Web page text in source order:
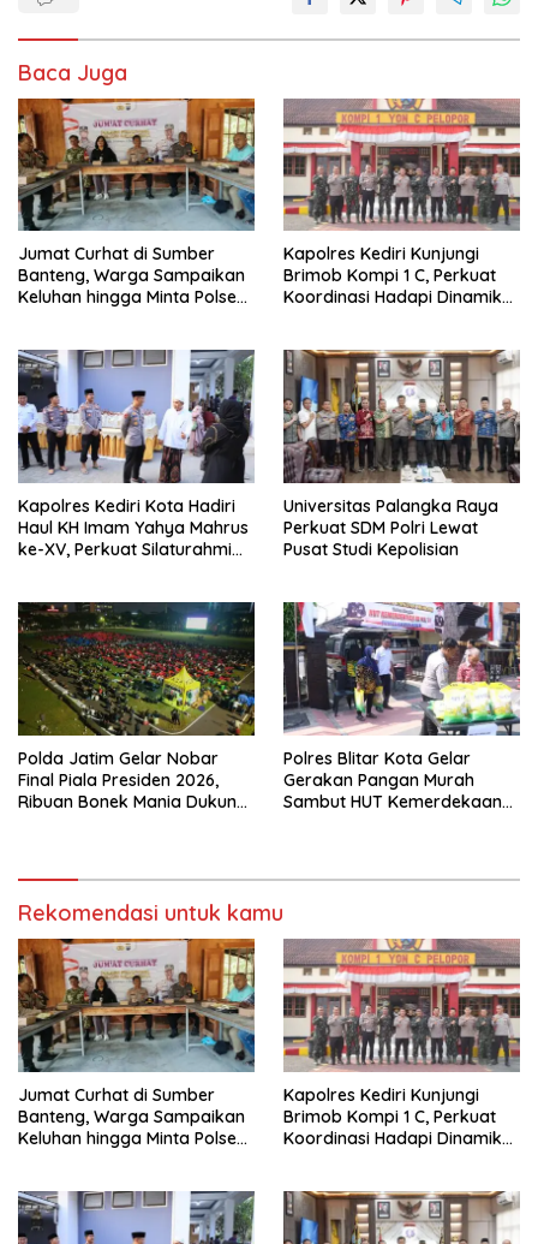
Baca Juga
Jumat Curhat di Sumber
Banteng, Warga Sampaikan
Keluhan hingga Minta Polsek
Kapolres Kediri Kunjungi
Brimob Kompi 1 C, Perkuat
Koordinasi Hadapi Dinamika
Kapolres Kediri Kota Hadiri
Haul KH Imam Yahya Mahrus
ke-XV, Perkuat Silaturahmi
Universitas Palangka Raya
Perkuat SDM Polri Lewat
Pusat Studi Kepolisian
Polda Jatim Gelar Nobar
Final Piala Presiden 2026,
Ribuan Bonek Mania Dukung
Polres Blitar Kota Gelar
Gerakan Pangan Murah
Sambut HUT Kemerdekaan
Rekomendasi untuk kamu
Jumat Curhat di Sumber
Banteng, Warga Sampaikan
Keluhan hingga Minta Polsek
Kapolres Kediri Kunjungi
Brimob Kompi 1 C, Perkuat
Koordinasi Hadapi Dinamika